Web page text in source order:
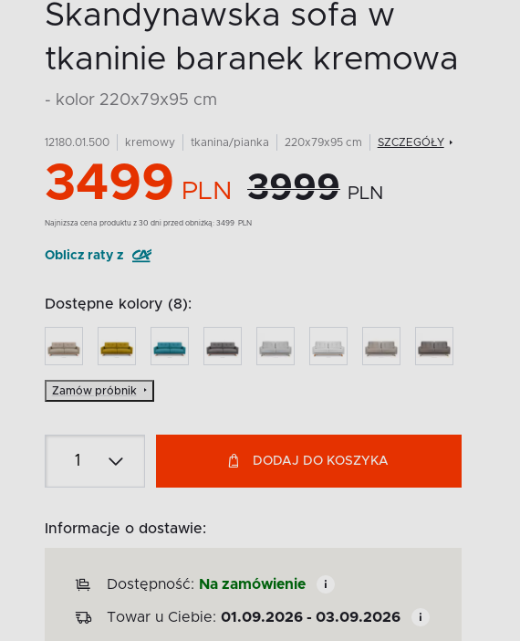
Skandynawska sofa w
tkaninie baranek kremowa
- kolor 220x79x95 cm
12180.01.500 kremowy tkanina/pianka 220x79x95 cm SZCZEGÓŁY
3499 PLN 3999 PLN
Najnizsza cena produktu z 30 dni przed obniżką: 3499 PLN
Oblicz raty z
Dostępne kolory (8):
Zamów próbnik
DODAJ DO KOSZYKA
Informacje o dostawie:
Dostępność: Na zamówienie
Towar u Ciebie: 01.09.2026 - 03.09.2026